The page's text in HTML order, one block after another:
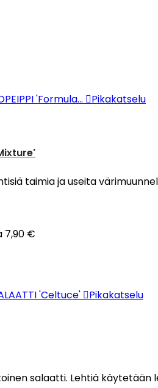
Pikakatselu
taimia ja useita
7,90 €
Pikakatselu
salaatti. Lehtiä